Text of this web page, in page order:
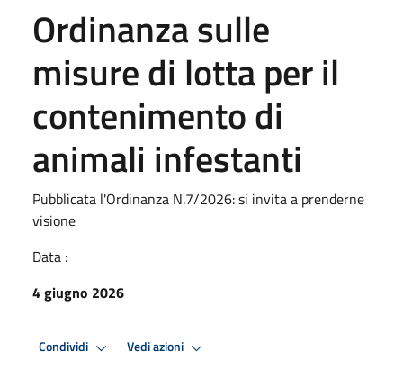
Ordinanza sulle
misure di lotta per il
contenimento di
animali infestanti
Pubblicata l'Ordinanza N.7/2026: si invita a prenderne
visione
Data :
4 giugno 2026
Condividi Vedi azioni